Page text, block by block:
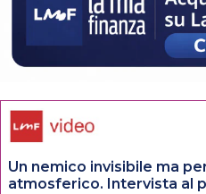
Un nemico invisibile ma
atmosferico. Intervista al